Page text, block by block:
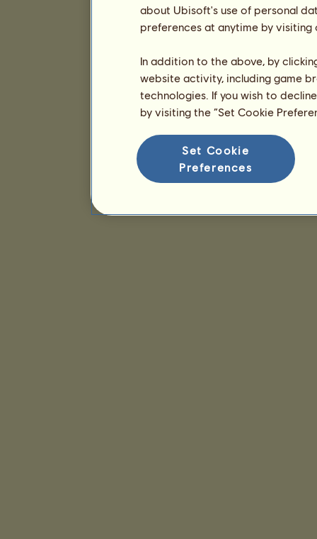
about Ubisoft's use of personal
preferences at anytime by
In addition to the above, by
website activity, including game
technologies. If you wish to
by visiting the “Set Cookie
Set Cookie
Preferences